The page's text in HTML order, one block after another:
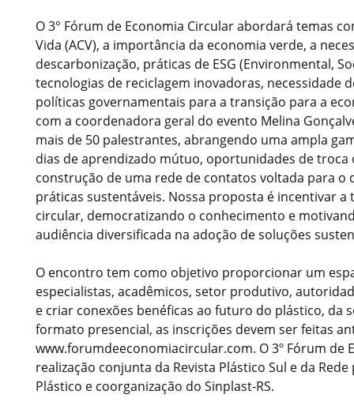
O 3° Fórum de Economia Circular abordará temas
Vida (ACV), a importância da economia verde, a
descarbonização, práticas de ESG (Environmental,
tecnologias de reciclagem inovadoras, necessidade
políticas governamentais para a transição para a
com a coordenadora geral do evento Melina
mais de 50 palestrantes, abrangendo uma ampla
dias de aprendizado mútuo, oportunidades de troca
construção de uma rede de contatos voltada para o
práticas sustentáveis. Nossa proposta é incentivar
circular, democratizando o conhecimento e
audiência diversificada na adoção de soluções
O encontro tem como objetivo proporcionar um
especialistas, acadêmicos, setor produtivo,
e criar conexões benéficas ao futuro do plástico, da
formato presencial, as inscrições devem ser feitas
www.forumdeeconomiacircular.com. O 3º Fórum de
realização conjunta da Revista Plástico Sul e da
Plástico e coorganização do Sinplast-RS.